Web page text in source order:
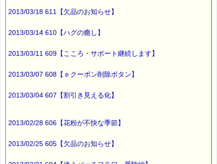
2013/03/18 611【欠品のお知らせ】
2013/03/14 610【ハグの癒し】
2013/03/11 609【こころ・サポート継続します】
2013/03/07 608【ｅクーポン削除ボタン】
2013/03/04 607【割引き見える化】
2013/02/28 606【花粉が不快な季節】
2013/02/25 605【欠品のお知らせ】